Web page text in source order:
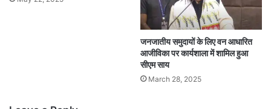
जनजातीय समुदायों के लिए वन आधारित
आजीविका पर कार्यशाला में शामिल हुआ
सीएम साय
March 28, 2025